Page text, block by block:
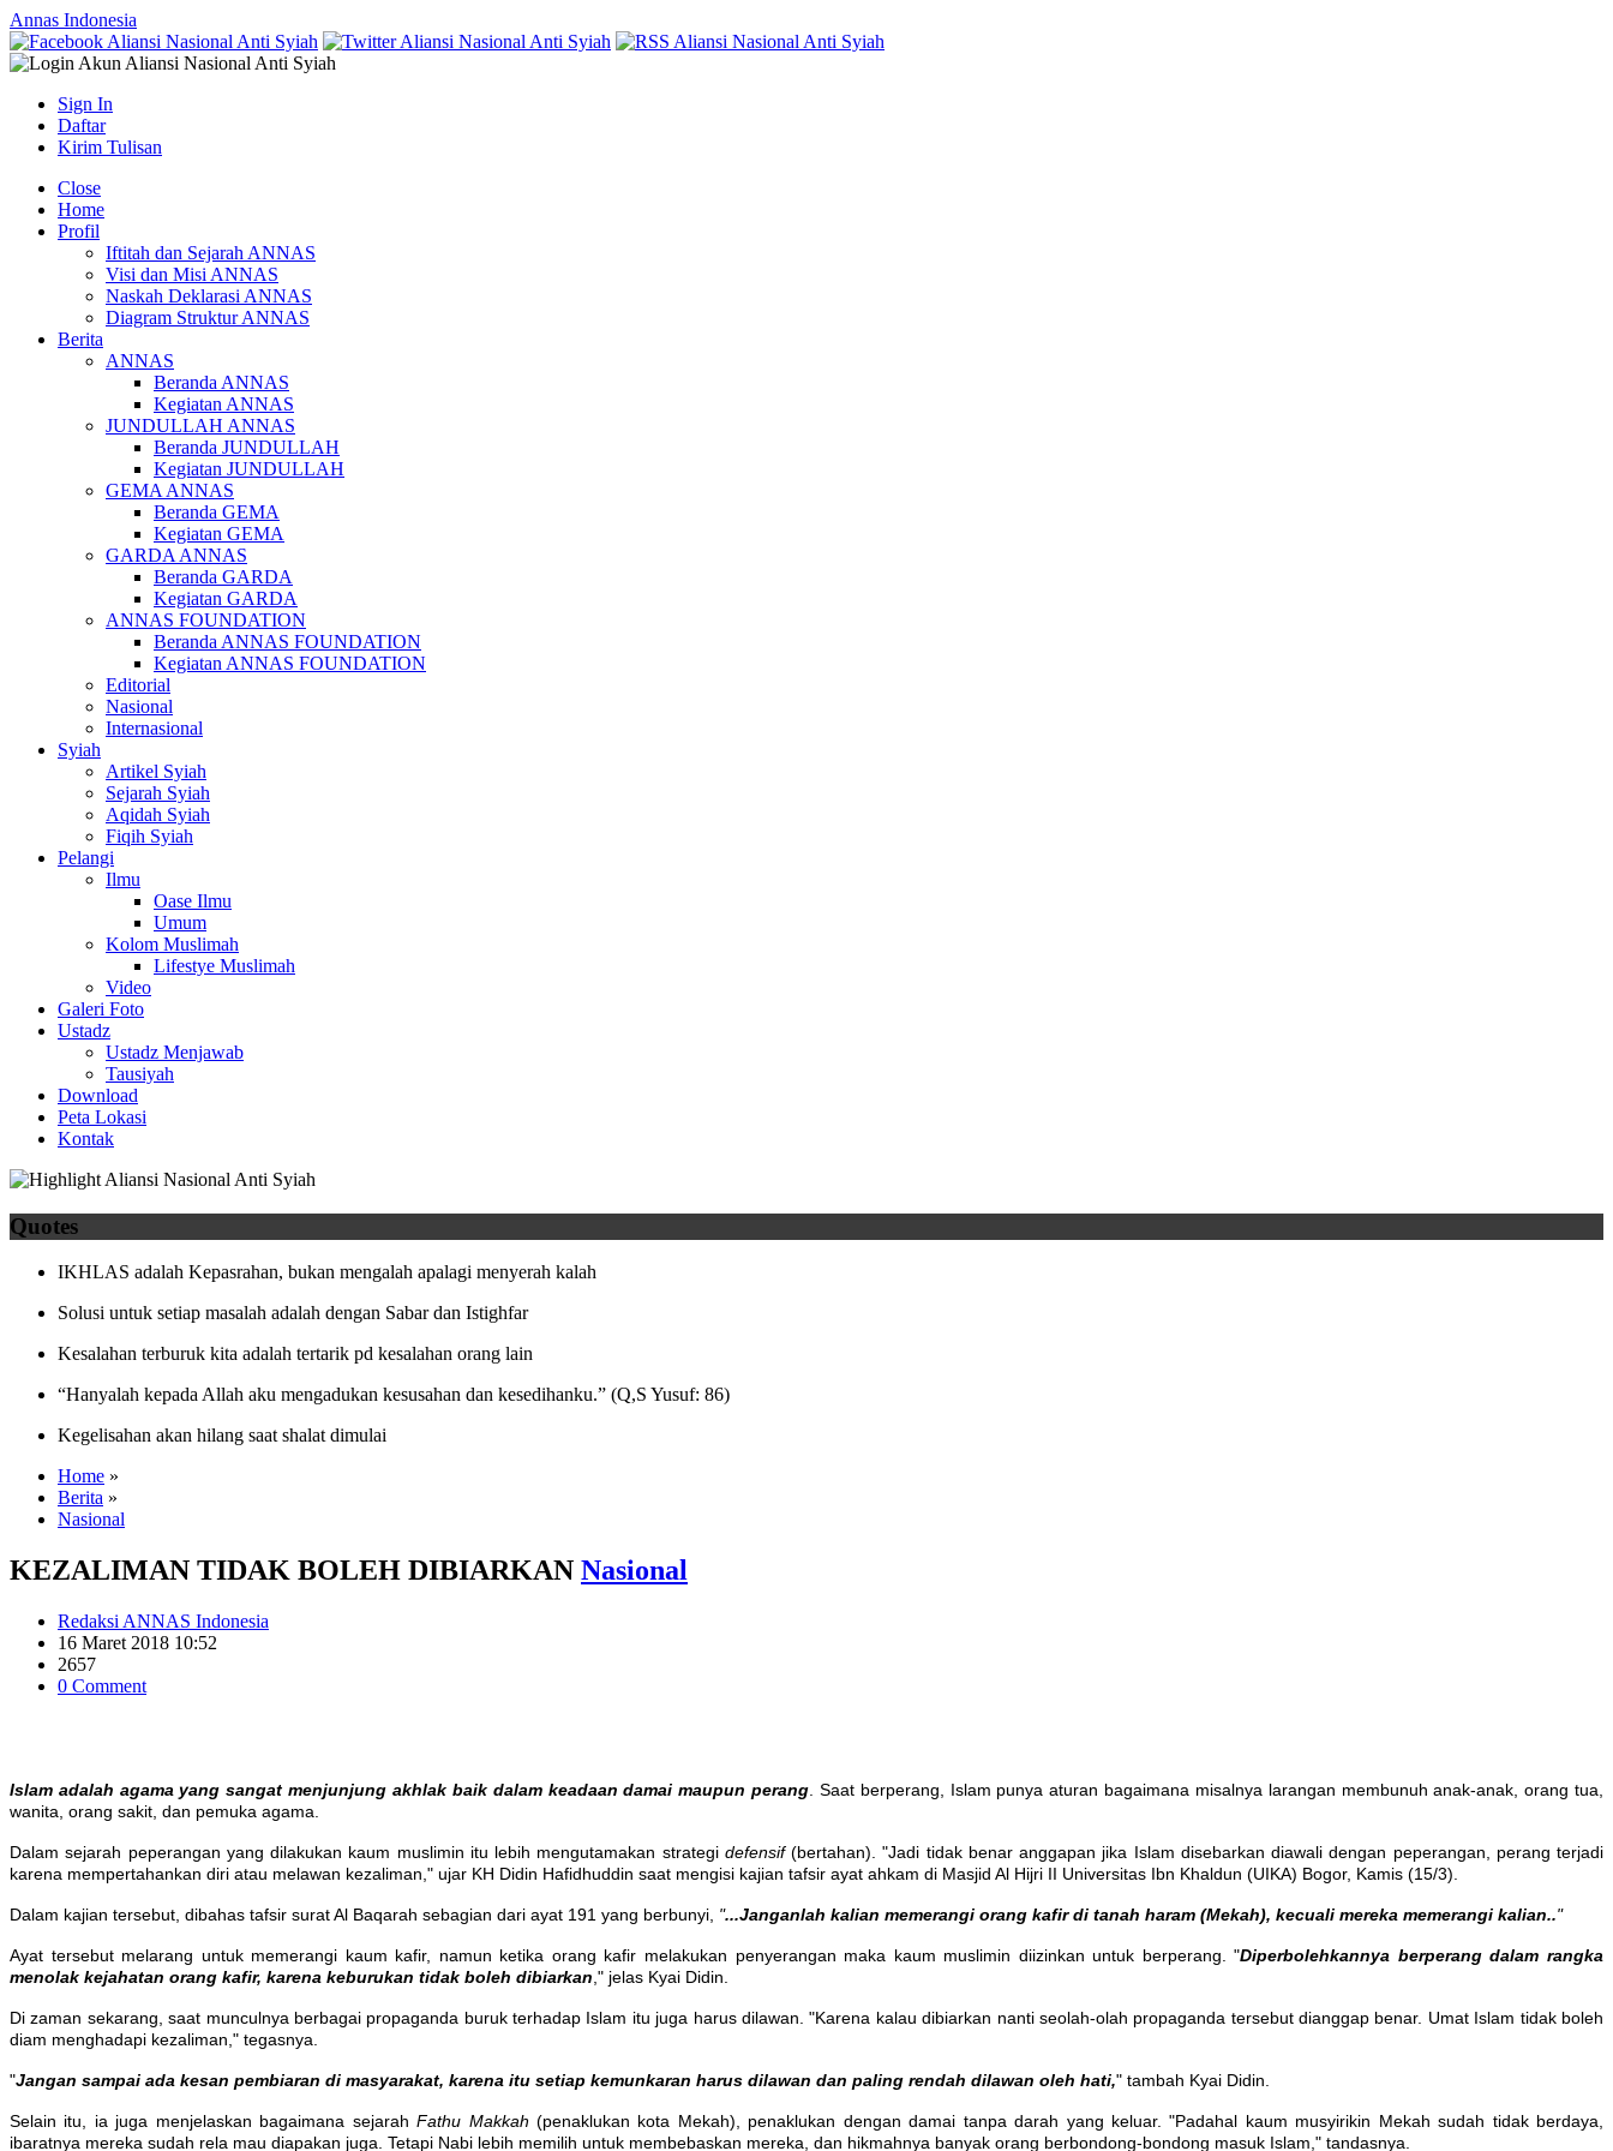
Annas Indonesia
Sign In
Daftar
Kirim Tulisan
Close
Home
Profil
Iftitah dan Sejarah ANNAS
Visi dan Misi ANNAS
Naskah Deklarasi ANNAS
Diagram Struktur ANNAS
Berita
ANNAS
Beranda ANNAS
Kegiatan ANNAS
JUNDULLAH ANNAS
Beranda JUNDULLAH
Kegiatan JUNDULLAH
GEMA ANNAS
Beranda GEMA
Kegiatan GEMA
GARDA ANNAS
Beranda GARDA
Kegiatan GARDA
ANNAS FOUNDATION
Beranda ANNAS FOUNDATION
Kegiatan ANNAS FOUNDATION
Editorial
Nasional
Internasional
Syiah
Artikel Syiah
Sejarah Syiah
Aqidah Syiah
Fiqih Syiah
Pelangi
Ilmu
Oase Ilmu
Umum
Kolom Muslimah
Lifestye Muslimah
Video
Galeri Foto
Ustadz
Ustadz Menjawab
Tausiyah
Download
Peta Lokasi
Kontak
Quotes
IKHLAS adalah Kepasrahan, bukan mengalah apalagi menyerah kalah
Solusi untuk setiap masalah adalah dengan Sabar dan Istighfar
Kesalahan terburuk kita adalah tertarik pd kesalahan orang lain
“Hanyalah kepada Allah aku mengadukan kesusahan dan kesedihanku.” (Q,S Yusuf: 86)
Kegelisahan akan hilang saat shalat dimulai
Home »
Berita »
Nasional
KEZALIMAN TIDAK BOLEH DIBIARKAN Nasional
Redaksi ANNAS Indonesia
16 Maret 2018 10:52
2657
0 Comment
Islam adalah agama yang sangat menjunjung akhlak baik dalam keadaan damai maupun perang. Saat berperang, Islam punya aturan bagaimana misalnya larangan membunuh anak-anak, orang tua,
wanita, orang sakit, dan pemuka agama.
Dalam sejarah peperangan yang dilakukan kaum muslimin itu lebih mengutamakan strategi defensif (bertahan). "Jadi tidak benar anggapan jika Islam disebarkan diawali dengan peperangan, perang terjadi
karena mempertahankan diri atau melawan kezaliman," ujar KH Didin Hafidhuddin saat mengisi kajian tafsir ayat ahkam di Masjid Al Hijri II Universitas Ibn Khaldun (UIKA) Bogor, Kamis (15/3).
Dalam kajian tersebut, dibahas tafsir surat Al Baqarah sebagian dari ayat 191 yang berbunyi, "...Janganlah kalian memerangi orang kafir di tanah haram (Mekah), kecuali mereka memerangi kalian.."
Ayat tersebut melarang untuk memerangi kaum kafir, namun ketika orang kafir melakukan penyerangan maka kaum muslimin diizinkan untuk berperang. "Diperbolehkannya berperang dalam rangka
menolak kejahatan orang kafir, karena keburukan tidak boleh dibiarkan," jelas Kyai Didin.
Di zaman sekarang, saat munculnya berbagai propaganda buruk terhadap Islam itu juga harus dilawan. "Karena kalau dibiarkan nanti seolah-olah propaganda tersebut dianggap benar. Umat Islam tidak boleh
diam menghadapi kezaliman," tegasnya.
"Jangan sampai ada kesan pembiaran di masyarakat, karena itu setiap kemunkaran harus dilawan dan paling rendah dilawan oleh hati," tambah Kyai Didin.
Selain itu, ia juga menjelaskan bagaimana sejarahFathu Makkah (penaklukan kota Mekah), penaklukan dengan damai tanpa darah yang keluar. "Padahal kaum musyirikin Mekah sudah tidak berdaya,
ibaratnya mereka sudah rela mau diapakan juga. Tetapi Nabi lebih memilih untuk membebaskan mereka, dan hikmahnya banyak orang berbondong-bondong masuk Islam," tandasnya.